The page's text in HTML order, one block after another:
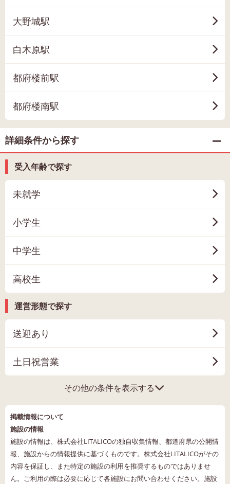
大野城駅
白木原駅
都府楼前駅
都府楼南駅
詳細条件から探す
受入年齢で探す
未就学
小学生
中学生
高校生
運営形態で探す
送迎あり
土日祝営業
その他の条件を表示する
掲載情報について
施設の情報
施設の情報は、株式会社LITALICOの独自収集情報、都道府県の公開情
報、施設からの情報提供に基づくものです。株式会社LITALICOがその
内容を保証し、また特定の施設の利用を推奨するものではありませ
ん。ご利用の際は必要に応じて各施設にお問い合わせください。施設